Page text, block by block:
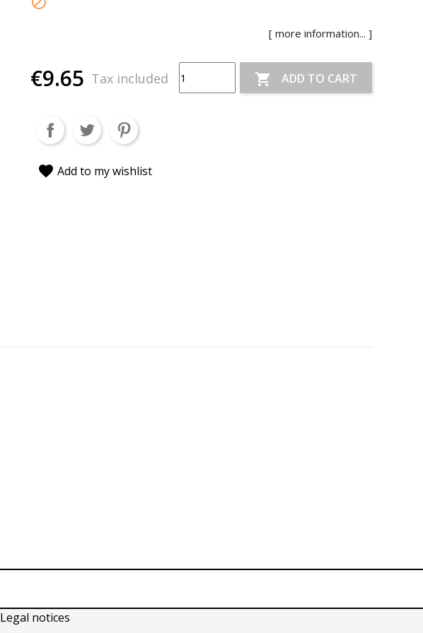
[ more information... ]
€9.65 Tax included  ADD TO CART
favorite Add to my wishlist
Legal notices